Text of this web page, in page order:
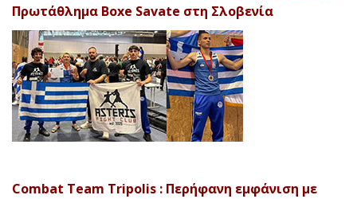
Πρωτάθλημα Boxe Savate στη Σλοβενία
Combat Team Tripolis : Περήφανη εμφάνιση με